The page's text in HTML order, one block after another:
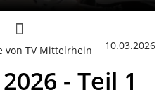
von TV Mittelrhein
10.03.2026
- Teil 1